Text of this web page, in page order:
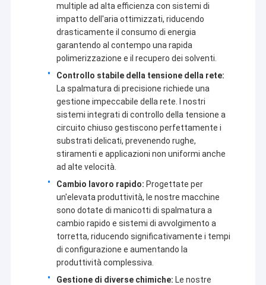
Macchina di rivestimento dell'estrusione
macchina di rivestimento di carta
Il doppio ha parteggiato macchina di laminazione
Pezzi meccanici della laminazione
Macchina del tessuto soffiata colata
multiple ad alta efficienza con sistemi di
impatto dell'aria ottimizzati, riducendo
drasticamente il consumo di energia
garantendo al contempo una rapida
polimerizzazione e il recupero dei solventi.
Controllo stabile della tensione della rete:
La spalmatura di precisione richiede una
gestione impeccabile della rete. I nostri
sistemi integrati di controllo della tensione a
circuito chiuso gestiscono perfettamente i
substrati delicati, prevenendo rughe,
stiramenti e applicazioni non uniformi anche
ad alte velocità.
Cambio lavoro rapido: Progettate per
un'elevata produttività, le nostre macchine
sono dotate di manicotti di spalmatura a
cambio rapido e sistemi di avvolgimento a
torretta, riducendo significativamente i tempi
di configurazione e aumentando la
produttività complessiva.
Gestione di diverse chimiche: Le nostre
realizziamo. Sulla base della nostra esperienza nel
settore della laminazione per estrusione, insieme a più
partner, creeremo un futuro migliore attraverso soluzioni
più intelligenti, più efficienti e più affidabili.